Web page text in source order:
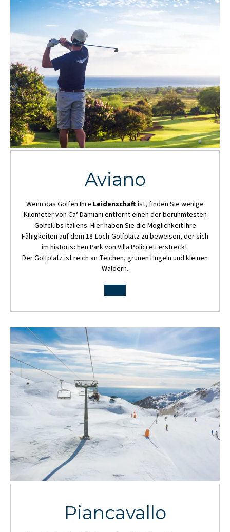
Aviano
Wenn das Golfen Ihre Leidenschaftist, finden Sie wenige
Kilometer von Ca‘ Damiani entfernt einen der berühmtesten
Golfclubs Italiens. Hier haben Sie die Möglichkeit Ihre
Fähigkeiten auf dem 18-Loch-Golfplatz zu beweisen, der sich
im historischen Park von Villa Policreti erstreckt.
Der Golfplatz ist reich an Teichen, grünen Hügeln und kleinen
Wäldern.
Piancavallo